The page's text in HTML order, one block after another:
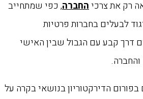
רק את צרכיהחברה, כפי שמתחייב
לבעלים בחברות פרטיות
דרך קבע עם הגבול שבין האישי
הדירקטוריון בנושאי בקרה על